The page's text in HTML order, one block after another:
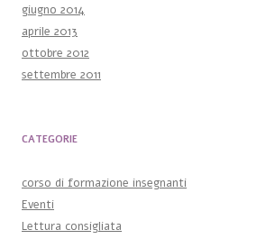
giugno 2014
aprile 2013
ottobre 2012
settembre 2011
CATEGORIE
corso di formazione insegnanti
Eventi
Lettura consigliata